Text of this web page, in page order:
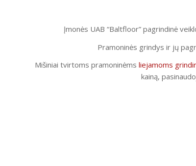
Įmonės UAB “Baltfloor” pagrindinė
Pramoninės grindys ir jų
Mišiniai tvirtoms pramoninėms liejamoms
kainą,